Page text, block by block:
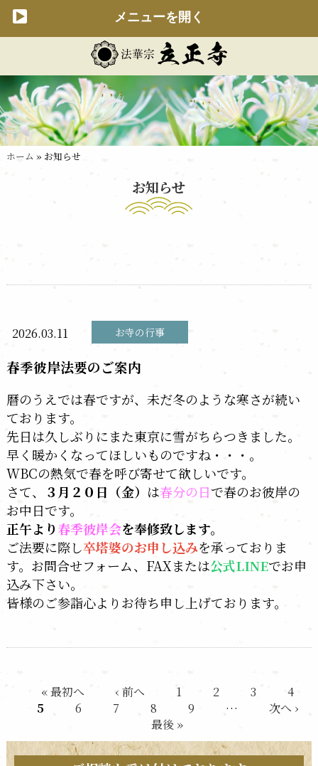
メニューを開く
ホーム » お知らせ
お知らせ
2026.03.11 お寺の行事
春季彼岸法要のご案内
暦のうえでは春ですが、未だ冬のような寒さが続い
ております。
先日は久しぶりにまた東京に雪がちらつきました。
早く暖かくなってほしいものですね・・・。
WBCの熱気で春を呼び寄せて欲しいです。
さて、
３月２０日（金） は春分の日で春のお彼岸の
お中日です。
正午より春季彼岸会を奉修致します。
ご法要に際し卒塔婆のお申し込みを承っておりま
す。お問合せフォーム、FAXまたは公式LINEでお申
込み下さい。
皆様のご参詣心よりお待ち申し上げております。
« 最初へ ‹ 前へ 1 2 3
4
5
6 7 8 9 …
次へ ›
最後 »